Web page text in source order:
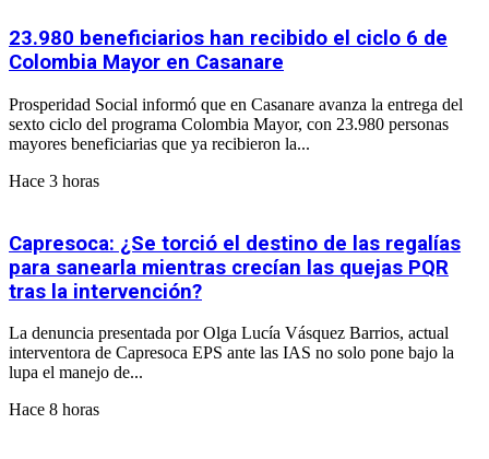
23.980 beneficiarios han recibido el ciclo 6 de
Colombia Mayor en Casanare
Prosperidad Social informó que en Casanare avanza la entrega del
sexto ciclo del programa Colombia Mayor, con 23.980 personas
mayores beneficiarias que ya recibieron la...
Hace 3 horas
Capresoca: ¿Se torció el destino de las regalías
para sanearla mientras crecían las quejas PQR
tras la intervención?
La denuncia presentada por Olga Lucía Vásquez Barrios, actual
interventora de Capresoca EPS ante las IAS no solo pone bajo la
lupa el manejo de...
Hace 8 horas